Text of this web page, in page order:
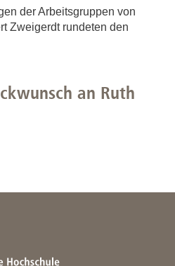
der Arbeitsgruppen von
Zweigerdt rundeten den
an Ruth